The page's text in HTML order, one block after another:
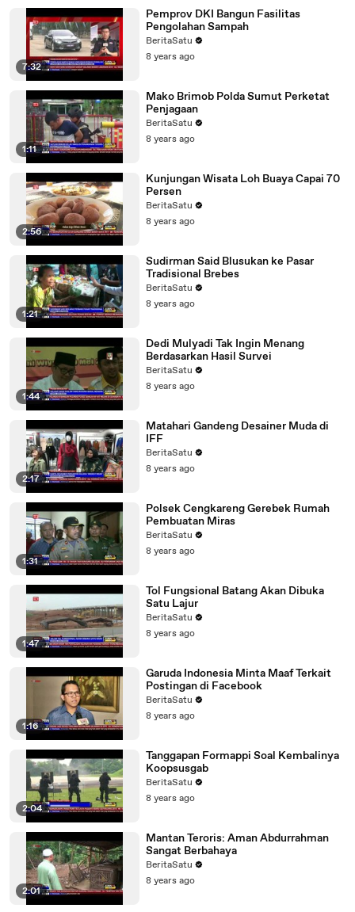
7:32
Pemprov DKI Bangun Fasilitas
Pengolahan Sampah
BeritaSatu
8 years ago
1:11
Mako Brimob Polda Sumut Perketat
Penjagaan
BeritaSatu
8 years ago
2:56
Kunjungan Wisata Loh Buaya Capai 70
Persen
BeritaSatu
8 years ago
1:21
Sudirman Said Blusukan ke Pasar
Tradisional Brebes
BeritaSatu
8 years ago
1:44
Dedi Mulyadi Tak Ingin Menang
Berdasarkan Hasil Survei
BeritaSatu
8 years ago
2:17
Matahari Gandeng Desainer Muda di
IFF
BeritaSatu
8 years ago
1:31
Polsek Cengkareng Gerebek Rumah
Pembuatan Miras
BeritaSatu
8 years ago
1:47
Tol Fungsional Batang Akan Dibuka
Satu Lajur
BeritaSatu
8 years ago
1:16
Garuda Indonesia Minta Maaf Terkait
Postingan di Facebook
BeritaSatu
8 years ago
2:04
Tanggapan Formappi Soal Kembalinya
Koopsusgab
BeritaSatu
8 years ago
2:01
Mantan Teroris: Aman Abdurrahman
Sangat Berbahaya
BeritaSatu
8 years ago